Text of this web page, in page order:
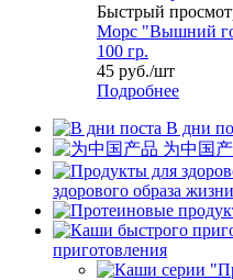
Быстрый
Морс "Вышний
100 гр.
45 руб./шт
Подробнее
В дни
为中国
здорового образа жизни
приготовления